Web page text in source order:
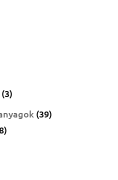
33
termék3939
8